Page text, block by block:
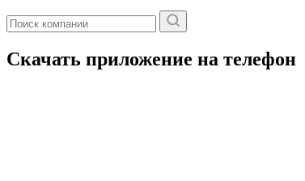
Скачать приложение на телефон